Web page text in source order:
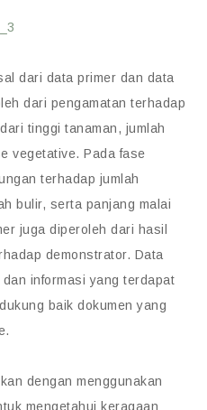
dari data primer dan data
dari pengamatan terhadap
tinggi tanaman, jumlah
vegetative. Pada fase
terhadap jumlah
bulir, serta panjang malai
juga diperoleh dari hasil
demonstrator. Data
informasi yang terdapat
baik dokumen yang
dengan menggunakan
mengetahui keragaan